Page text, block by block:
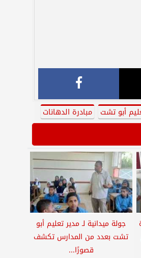
أبو تشت مبادرة الدهانات
جولة ميدانية لـ مدير تعليم أبو
تشت بعدد من المدارس تكشف
قصورًا...